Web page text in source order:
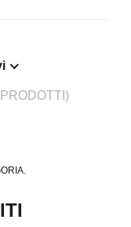
PRODOTTI)